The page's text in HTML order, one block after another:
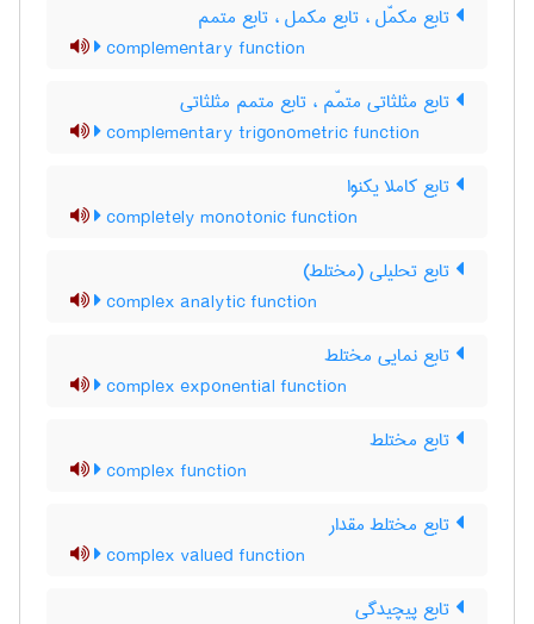
تابع مکمّل ، تابع مکمل ، تابع متمم
complementary function
تابع مثلثاتی متمّم ، تابع متمم مثلثاتی
complementary trigonometric function
تابع کاملا یکنوا
completely monotonic function
تابع تحلیلی (مختلط)
complex analytic function
تابع نمایی مختلط
complex exponential function
تابع مختلط
complex function
تابع مختلط مقدار
complex valued function
تابع پیچیدگی